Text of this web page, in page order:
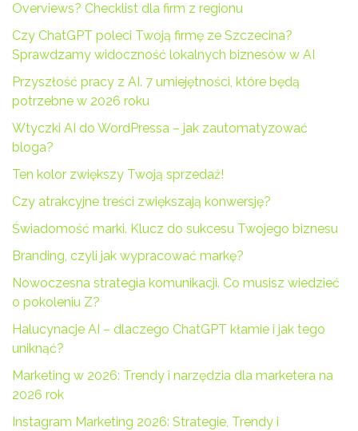
Overviews? Checklist dla firm z regionu
Czy ChatGPT poleci Twoją firmę ze Szczecina?
Sprawdzamy widoczność lokalnych biznesów w AI
Przyszłość pracy z AI. 7 umiejętności, które będą
potrzebne w 2026 roku
Wtyczki AI do WordPressa – jak zautomatyzować
bloga?
Ten kolor zwiększy Twoją sprzedaż!
Czy atrakcyjne treści zwiększają konwersję?
Świadomość marki. Klucz do sukcesu Twojego biznesu
Branding, czyli jak wypracować markę?
Nowoczesna strategia komunikacji. Co musisz wiedzieć
o pokoleniu Z?
Halucynacje AI – dlaczego ChatGPT kłamie i jak tego
uniknąć?
Marketing w 2026: Trendy i narzędzia dla marketera na
2026 rok
Instagram Marketing 2026: Strategie, Trendy i